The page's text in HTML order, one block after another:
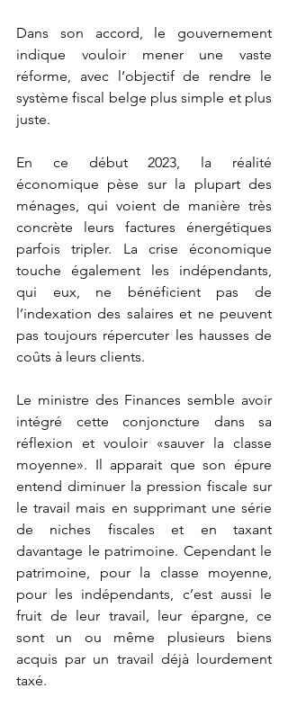
Dans son accord, le gouvernement
indique vouloir mener une vaste
réforme, avec l’objectif de rendre le
système fiscal belge plus simple et plus
juste.
En ce début 2023, la réalité
économique pèse sur la plupart des
ménages, qui voient de manière très
concrète leurs factures énergétiques
parfois tripler. La crise économique
touche également les indépendants,
qui eux, ne bénéficient pas de
l’indexation des salaires et ne peuvent
pas toujours répercuter les hausses de
coûts à leurs clients.
Le ministre des Finances semble avoir
intégré cette conjoncture dans sa
réflexion et vouloir «sauver la classe
moyenne». Il apparait que son épure
entend diminuer la pression fiscale sur
le travail mais en supprimant une série
de niches fiscales et en taxant
davantage le patrimoine. Cependant le
patrimoine, pour la classe moyenne,
pour les indépendants, c’est aussi le
fruit de leur travail, leur épargne, ce
sont un ou même plusieurs biens
acquis par un travail déjà lourdement
taxé.